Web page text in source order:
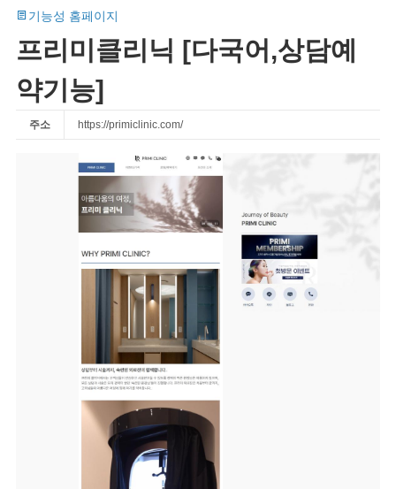
기능성 홈페이지
프리미클리닉 [다국어,상담예
약기능]
주소 https://primiclinic.com/